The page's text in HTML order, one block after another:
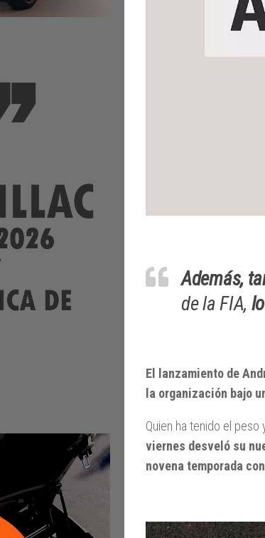
Además,
de la FIA,
El lanzamiento de
la organización bajo
Quien ha tenido el
viernes desveló su
novena temporada